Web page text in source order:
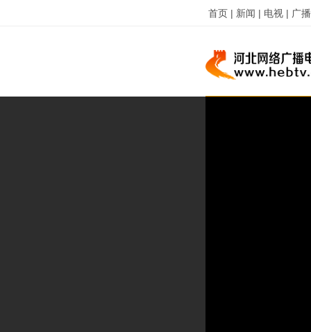
首页 | 新闻 | 电视 | 广